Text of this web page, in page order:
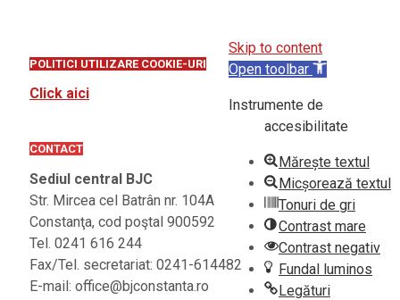
POLITICI UTILIZARE COOKIE-URI
Click aici
CONTACT
Sediul central BJC
Str. Mircea cel Batrân nr. 104A
Constanţa, cod poştal 900592
Tel. 0241 616 244
Fax/Tel. secretariat: 0241-614482
E-mail: office@bjconstanta.ro
Skip to content
Open toolbar
Instrumente de
accesibilitate
Mărește textul
Micșorează textul
Tonuri de gri
Contrast mare
Contrast negativ
Fundal luminos
Legături